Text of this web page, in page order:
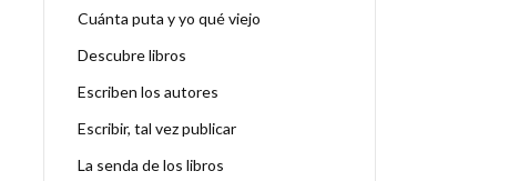
Cuánta puta y yo qué viejo
Descubre libros
Escriben los autores
Escribir, tal vez publicar
La senda de los libros